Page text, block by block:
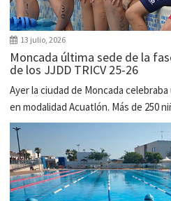
13 julio, 2026
Moncada última sede de la
de los JJDD TRICV 25-26
Ayer la ciudad de Moncada
en modalidad Acuatlón. Más de 250